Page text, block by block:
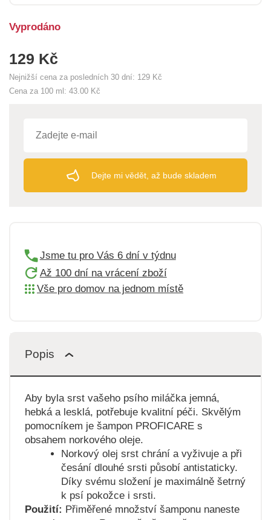
129 Kč
Nejnižší cena za posledních 30 dní: 129 Kč
Cena za 100 ml: 43.00 Kč
Vyprodáno
Dejte mi vědět, až bude skladem
Jsme tu pro Vás 6 dní v týdnu
Až 100 dní na vrácení zboží
Vše pro domov na jednom místě
Popis
Aby byla srst vašeho psího miláčka jemná,
hebká a lesklá, potřebuje kvalitní péči. Skvělým
pomocníkem je šampon PROFICARE s
obsahem norkového oleje.
Norkový olej srst chrání a vyživuje a při
česání dlouhé srsti působí antistaticky.
Díky svému složení je maximálně šetrný
k psí pokožce i srsti.
Použití: Přiměřené množství šamponu naneste